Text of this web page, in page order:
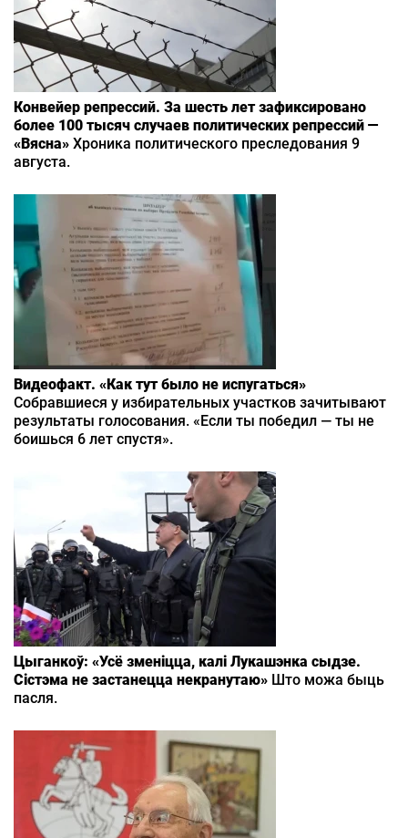
Конвейер репрессий. За шесть лет зафиксировано
более 100 тысяч случаев политических репрессий —
«Вясна» Хроника политического преследования 9
августа.
Видеофакт. «Как тут было не испугаться»
Собравшиеся у избирательных участков зачитывают
результаты голосования. «Если ты победил — ты не
боишься 6 лет спустя».
Цыганкоў: «Усё зменіцца, калі Лукашэнка сыдзе.
Сістэма не застанецца некранутаю» Што можа быць
пасля.